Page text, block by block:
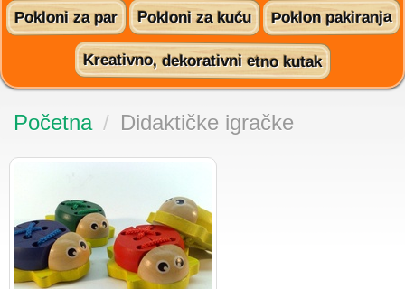
Pokloni za par Pokloni za kuću Poklon pakiranja
Kreativno, dekorativni etno kutak
Početna / Didaktičke igračke